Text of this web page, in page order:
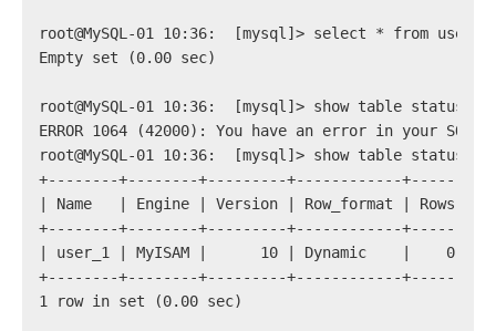
root@MySQL-01 10:36:  [mysql]> select * from
Empty set (0.00 sec)
root@MySQL-01 10:36:  [mysql]> show table status
ERROR 1064 (42000): You have an error in your
root@MySQL-01 10:36:  [mysql]> show table status
+--------+--------+---------+------------+------
| Name   | Engine | Version | Row_format |
+--------+--------+---------+------------+------
| user_1 | MyISAM |      10 | Dynamic    |
+--------+--------+---------+------------+------
1 row in set (0.00 sec)